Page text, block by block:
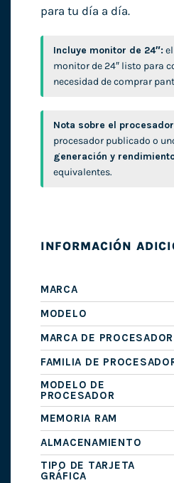
para tu día a día.
Incluye monitor de 24″:
monitor de 24″ listo para
necesidad de comprar
Nota sobre el
procesador publicado o
generación y
equivalentes.
INFORMACIÓN
MARCA
MODELO
MARCA DE PROCESADOR
FAMILIA DE
MODELO DE
PROCESADOR
MEMORIA RAM
ALMACENAMIENTO
TIPO DE TARJETA
GRÁFICA